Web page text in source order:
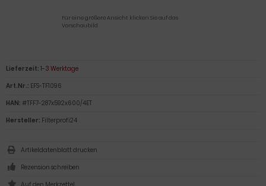
Für eine größere Ansicht klicken Sie auf das
Vorschaubild
Lieferzeit: 1-3 Werktage
Art.Nr.: EFS-TF1096
HAN: #TFF7-287x592x600/4ET
Hersteller: Filterprofi24
Artikeldatenblatt drucken
Rezension schreiben